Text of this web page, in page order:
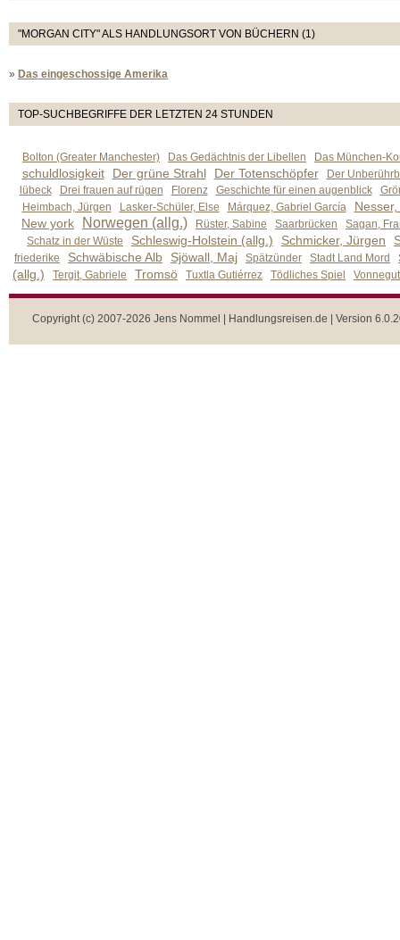
"MORGAN CITY" ALS HANDLUNGSORT VON BÜCHERN (1)
» Das eingeschossige Amerika
TOP-SUCHBEGRIFFE DER LETZTEN 24 STUNDEN
Bolton (Greater Manchester) Das Gedächtnis der Libellen Das München-
schuldlosigkeit Der grüne Strahl Der Totenschöpfer
Der
lübeck
Drei frauen auf rügen Florenz Geschichte für einen augenblick
Heimbach, Jürgen
Lasker-Schüler, Else Márquez, Gabriel García
New york
Norwegen (allg.) Rüster, Sabine Saarbrücken
Sagan,
Schatz in der Wüste
Schleswig-Holstein (allg.) Schmicker, Jürgen
friederike Schwäbische Alb Sjöwall, Maj Spätzünder Stadt Land Mord
(allg.) Tergit, Gabriele Tromsö Tuxtla Gutiérrez Tödliches Spiel
Copyright (c) 2007-2026 Jens Nommel | Handlungsreisen.de | Version